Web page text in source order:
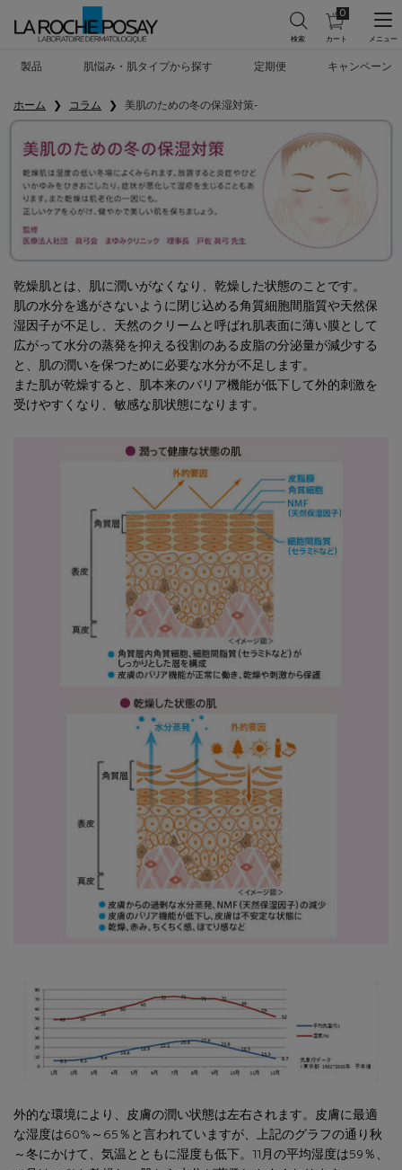
カ
ー
を
0
0 カート内の
製品
肌悩み・肌タイプから探す 定期便 キャンペーン
ホーム コラム 美肌のための冬の保湿対策-
乾燥肌とは、肌に潤いがなくなり、乾燥した状態のことです。
肌の水分を逃がさないように閉じ込める角質細胞間脂質や天然保
湿因子が不足し、天然のクリームと呼ばれ肌表面に薄い膜として
広がって水分の蒸発を抑える役割のある皮脂の分泌量が減少する
と、肌の潤いを保つために必要な水分が不足します。
また肌が乾燥すると、肌本来のバリア機能が低下して外的刺激を
受けやすくなり、敏感な肌状態になります。
外的な環境により、皮膚の潤い状態は左右されます。皮膚に最適
な湿度は60%～65％と言われていますが、上記のグラフの通り秋
～冬にかけて、気温とともに湿度も低下。11月の平均湿度は59％、